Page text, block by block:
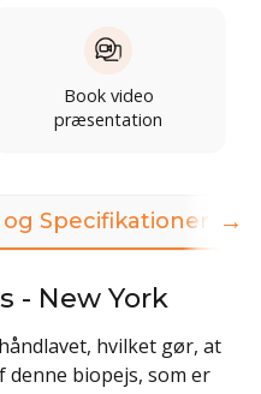
Book video
præsentation
Specifikationer
- New York
hvilket gør, at
denne biopejs, som er
→